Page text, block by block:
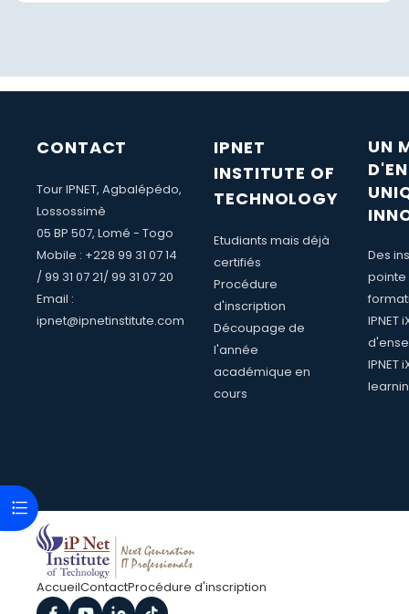
Ouvrir l’index du cours
CONTACT
Tour IPNET, Agbalépédo,
Lossossimè
05 BP 507, Lomé - Togo
Mobile : +228 99 31 07 14
/ 99 31 07 21/ 99 31 07 20
Email :
ipnet@ipnetinstitute.com
IPNET
INSTITUTE OF
TECHNOLOGY
Etudiants mais déjà
certifiés
Procédure
d'inscription
Découpage de
l'année
académique en
cours
UN
Des
pointe
IPNET
IPNET
AccueilContactProcédure d'inscription